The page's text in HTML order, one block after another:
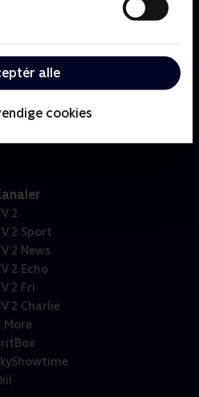
alle
cookies
på Aabenraa
de bærer dem gennem
at give så meget af sig
løfter deres særlige
2
2 Sport
2 News
2 Echo
2 Fri
2 Charlie
More